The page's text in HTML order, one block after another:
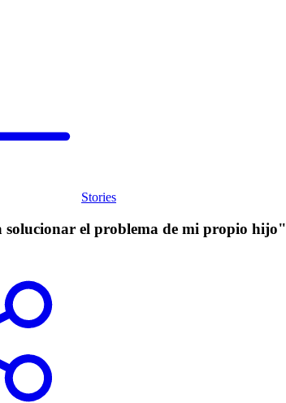
Stories
solucionar el problema de mi propio hijo"